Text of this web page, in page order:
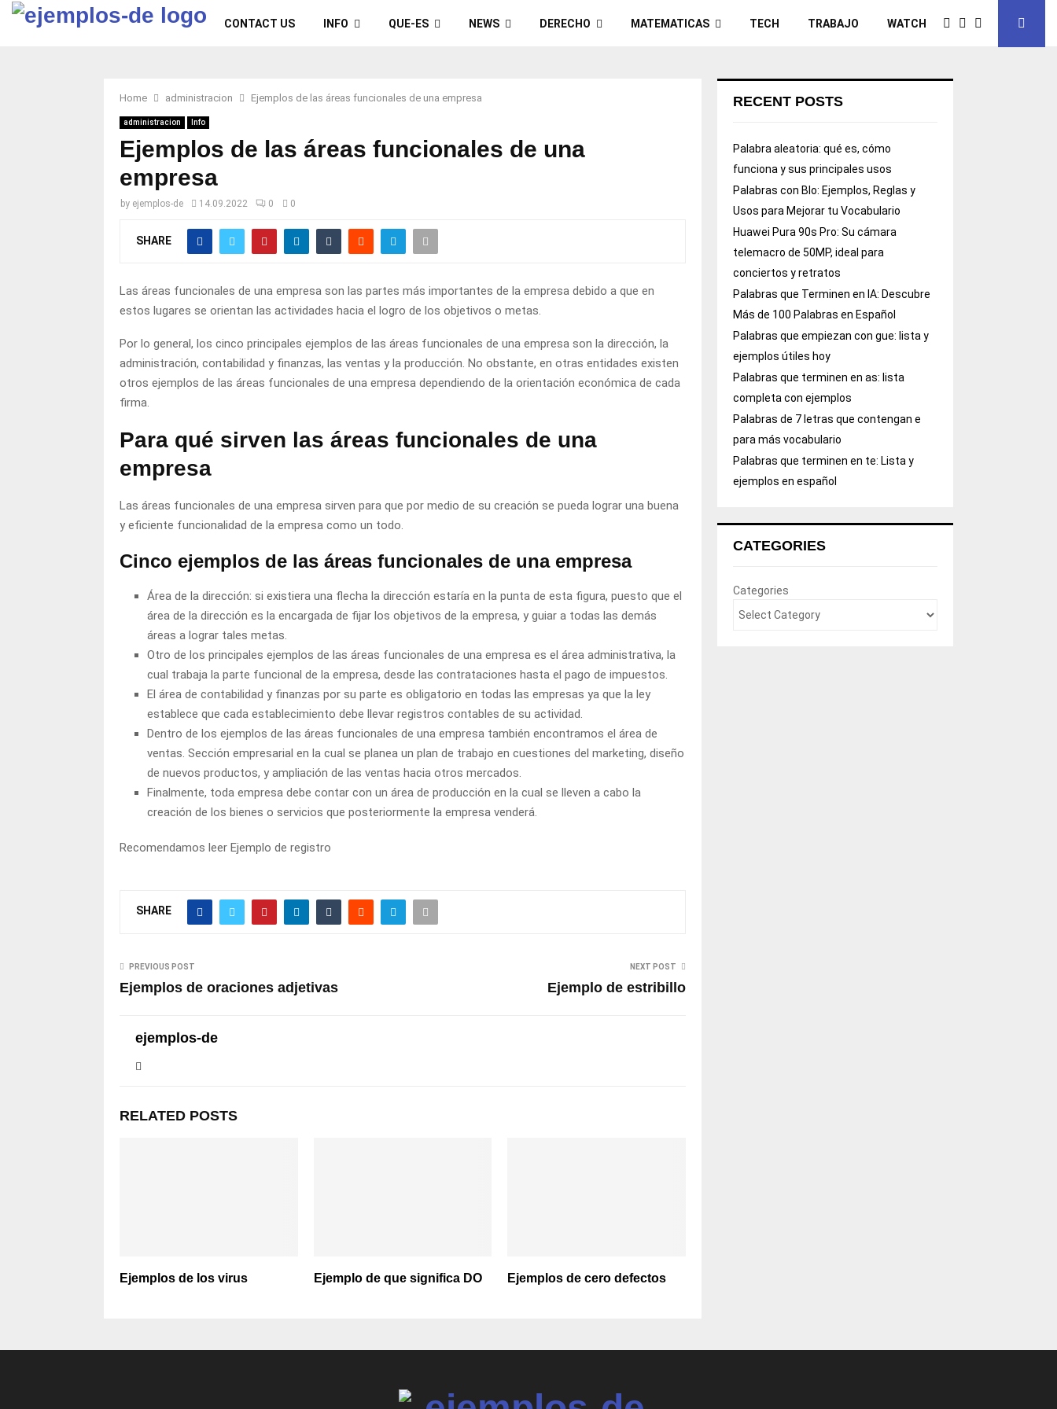
CONTACT US INFO QUE-ES NEWS DERECHO MATEMATICAS TECH TRABAJO WATCH
Home administracion Ejemplos de las áreas funcionales de una empresa
administracion Info
Ejemplos de las áreas funcionales de una
empresa
by ejemplos-de 14.09.2022 0 0
SHARE
Las áreas funcionales de una empresa son las partes más importantes de la empresa debido a que en
estos lugares se orientan las actividades hacia el logro de los objetivos o metas.
Por lo general, los cinco principales ejemplos de las áreas funcionales de una empresa son la dirección, la
administración, contabilidad y finanzas, las ventas y la producción. No obstante, en otras entidades existen
otros ejemplos de las áreas funcionales de una empresa dependiendo de la orientación económica de cada
firma.
Para qué sirven las áreas funcionales de una
empresa
Las áreas funcionales de una empresa sirven para que por medio de su creación se pueda lograr una buena
y eficiente funcionalidad de la empresa como un todo.
Cinco ejemplos de las áreas funcionales de una empresa
Área de la dirección: si existiera una flecha la dirección estaría en la punta de esta figura, puesto que el
área de la dirección es la encargada de fijar los objetivos de la empresa, y guiar a todas las demás
áreas a lograr tales metas.
Otro de los principales ejemplos de las áreas funcionales de una empresa es el área administrativa, la
cual trabaja la parte funcional de la empresa, desde las contrataciones hasta el pago de impuestos.
El área de contabilidad y finanzas por su parte es obligatorio en todas las empresas ya que la ley
establece que cada establecimiento debe llevar registros contables de su actividad.
Dentro de los ejemplos de las áreas funcionales de una empresa también encontramos el área de
ventas. Sección empresarial en la cual se planea un plan de trabajo en cuestiones del marketing, diseño
de nuevos productos, y ampliación de las ventas hacia otros mercados.
Finalmente, toda empresa debe contar con un área de producción en la cual se lleven a cabo la
creación de los bienes o servicios que posteriormente la empresa venderá.
Recomendamos leer Ejemplo de registro
SHARE
PREVIOUS POST
Ejemplos de oraciones adjetivas
NEXT POST
Ejemplo de estribillo
ejemplos-de
RELATED POSTS
Ejemplos de los virus Ejemplo de que significa DO Ejemplos de cero defectos
RECENT POSTS
Palabra aleatoria: qué es, cómo
funciona y sus principales usos
Palabras con Blo: Ejemplos, Reglas y
Usos para Mejorar tu Vocabulario
Huawei Pura 90s Pro: Su cámara
telemacro de 50MP, ideal para
conciertos y retratos
Palabras que Terminen en IA: Descubre
Más de 100 Palabras en Español
Palabras que empiezan con gue: lista y
ejemplos útiles hoy
Palabras que terminen en as: lista
completa con ejemplos
Palabras de 7 letras que contengan e
para más vocabulario
Palabras que terminen en te: Lista y
ejemplos en español
CATEGORIES
Categories